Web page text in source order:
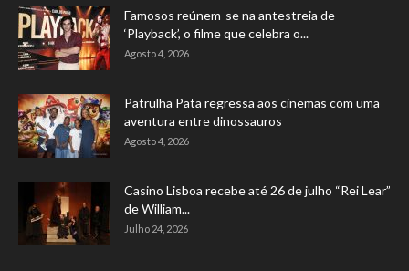
Famosos reúnem-se na antestreia de
‘Playback’, o filme que celebra o...
Agosto 4, 2026
Patrulha Pata regressa aos cinemas com uma
aventura entre dinossauros
Agosto 4, 2026
Casino Lisboa recebe até 26 de julho “Rei Lear”
de William...
Julho 24, 2026